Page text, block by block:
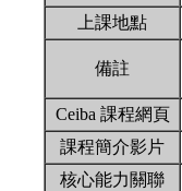
上課地點
備註
Ceiba 課程網頁
課程簡介影片
核心能力關聯